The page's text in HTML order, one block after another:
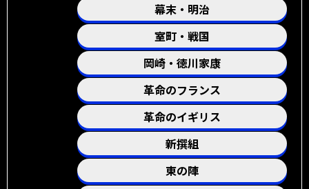
幕末・明治
室町・戦国
岡崎・徳川家康
革命のフランス
革命のイギリス
新撰組
東の陣